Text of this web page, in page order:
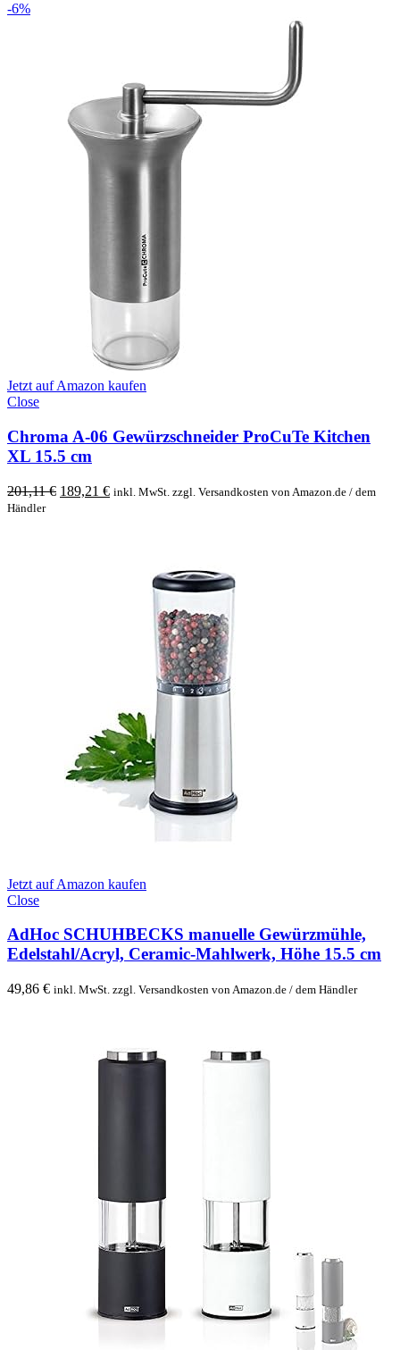
-6%
Jetzt auf Amazon kaufen
Close
Chroma A-06 Gewürzschneider ProCuTe Kitchen
XL 15.5 cm
201,11€ Original
189,21 €Current
inkl. MwSt. zzgl. Versandkosten von Amazon.de / dem
Händler
Jetzt auf Amazon kaufen
Close
AdHoc SCHUHBECKS manuelle Gewürzmühle,
Edelstahl/Acryl, Ceramic-Mahlwerk, Höhe 15.5 cm
49,86 € inkl. MwSt. zzgl. Versandkosten von Amazon.de / dem Händler